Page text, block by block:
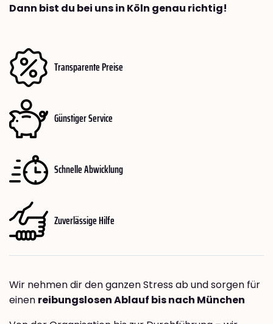
Dann bist du bei uns in Köln genau richtig!
Transparente Preise
Günstiger Service
Schnelle Abwicklung
Zuverlässige Hilfe
Wir nehmen dir den ganzen Stress ab und sorgen für
einen reibungslosen Ablauf bis nach München